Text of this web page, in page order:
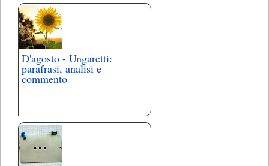
D'agosto - Ungaretti:
parafrasi, analisi e
commento